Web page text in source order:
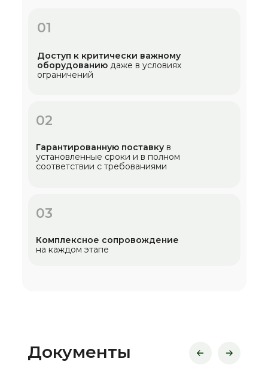
01
Доступ к критически важному
оборудованиюдаже в условиях
ограничений
02
Гарантированную поставкув
установленные сроки и в полном
соответствии с требованиями
03
Комплексное сопровождение
на каждом этапе
Документы